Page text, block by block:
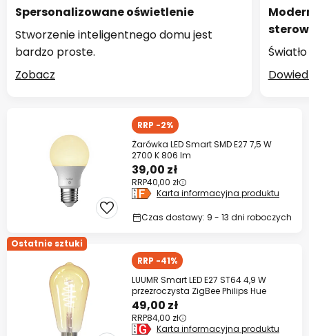
Spersonalizowane oświetlenie
Stworzenie inteligentnego domu jest
bardzo proste.
Zobacz
RRP -2%
Żarówka LED Smart SMD E27 7,5 W
2700 K 806 lm
39,00 zł
RRP40,00 zł
Karta informacyjna produktu
Czas dostawy: 9 - 13 dni roboczych
Ostatnie sztuki
RRP -41%
LUUMR Smart LED E27 ST64 4,9 W
przezroczysta ZigBee Philips Hue
49,00 zł
RRP84,00 zł
Karta informacyjna produktu